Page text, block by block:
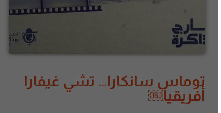
توماس سانكارا… تشي غيفارا
أفريقيا￼